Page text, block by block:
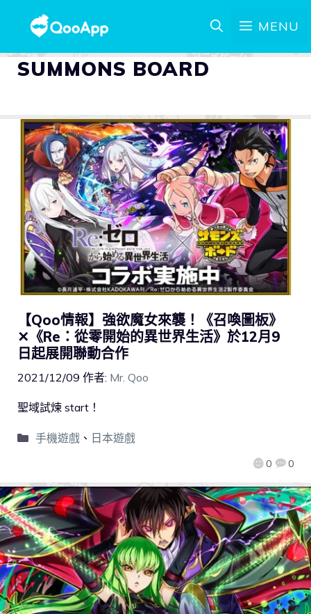
MENU
SUMMONS BOARD
【Qoo情報】強欲魔女來襲！《召喚圖板》
✕《Re：從零開始的異世界生活》於12月9
日起展開聯動合作
2021/12/09 作者: Mr. Qoo
0 0
聖域試煉 start！
手機遊戲、 日本遊戲